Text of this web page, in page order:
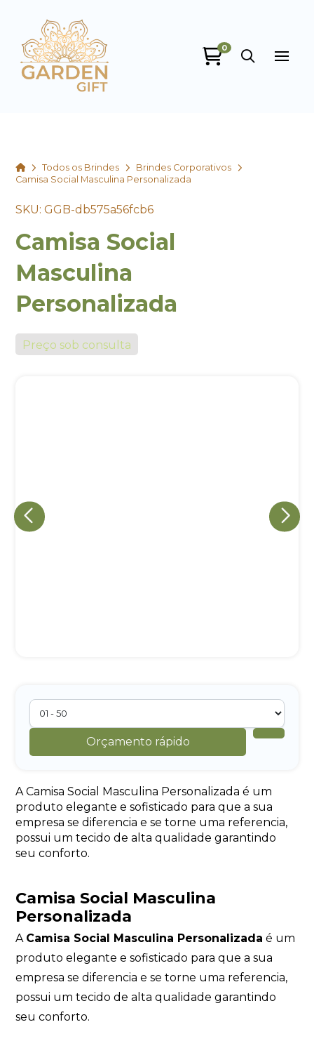
0
HomeTodos os Brindes
Brindes Corporativos
Camisa Social Masculina Personalizada
SKU: GGB-db575a56fcb6
Camisa Social
Masculina
Personalizada
Preço sob consulta
Orçamento rápido
A Camisa Social Masculina Personalizada é um
produto elegante e sofisticado para que a sua
empresa se diferencia e se torne uma referencia,
possui um tecido de alta qualidade garantindo
seu conforto.
Camisa Social Masculina
Personalizada
A Camisa Social Masculina Personalizada é um
produto elegante e sofisticado para que a sua
empresa se diferencia e se torne uma referencia,
possui um tecido de alta qualidade garantindo
seu conforto.
Garden Gift
online